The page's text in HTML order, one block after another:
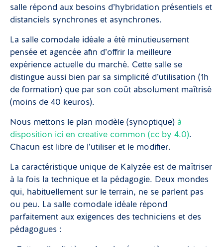
salle répond aux besoins d’hybridation présentiels et
distanciels synchrones et asynchrones.
La salle comodale idéale a été minutieusement
pensée et agencée afin d’offrir la meilleure
expérience actuelle du marché. Cette salle se
distingue aussi bien par sa simplicité d’utilisation (1h
de formation) que par son coût absolument maîtrisé
(moins de 40 keuros).
Nous mettons le plan modèle (synoptique) à
disposition ici en creative common (cc by 4.0).
Chacun est libre de l’utiliser et le modifier.
La caractéristique unique de Kalyzée est de maîtriser
à la fois la technique et la pédagogie. Deux mondes
qui, habituellement sur le terrain, ne se parlent pas
ou peu. La salle comodale idéale répond
parfaitement aux exigences des techniciens et des
pédagogues :